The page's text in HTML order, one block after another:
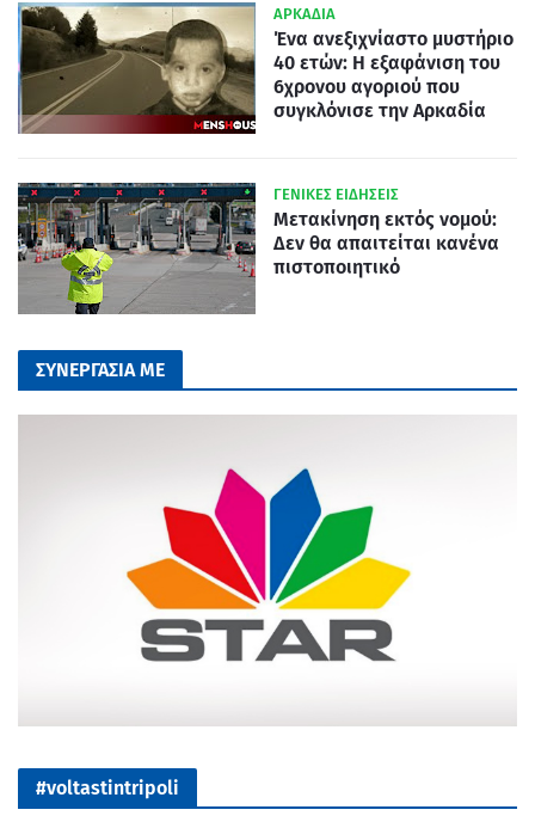
ΑΡΚΑΔΙΑ
Ένα ανεξιχνίαστο μυστήριο
40 ετών: Η εξαφάνιση του
6χρονου αγοριού που
συγκλόνισε την Αρκαδία
ΓΕΝΙΚΕΣ ΕΙΔΗΣΕΙΣ
Μετακίνηση εκτός νομού:
Δεν θα απαιτείται κανένα
πιστοποιητικό
ΣΥΝΕΡΓΑΣΙΑ ΜΕ
#voltastintripoli